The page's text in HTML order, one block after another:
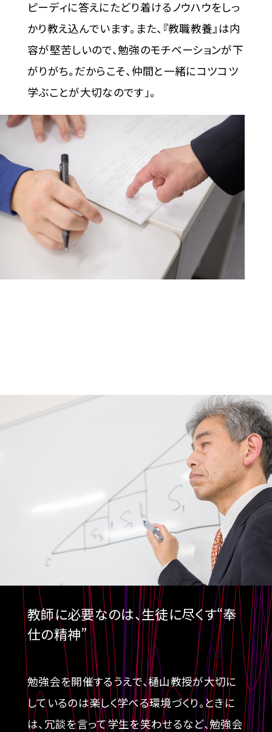
ピーディに答えにたどり着けるノウハウをしっ
かり教え込んでいます。また、『教職教養』は内
容が堅苦しいので、勉強のモチベーションが下
がりがち。だからこそ、仲間と一緒にコツコツ
学ぶことが大切なのです」。
教師に必要なのは、生徒に尽くす“奉
仕の精神”
勉強会を開催するうえで、樋山教授が大切に
しているのは楽しく学べる環境づくり。ときに
は、冗談を言って学生を笑わせるなど、勉強会